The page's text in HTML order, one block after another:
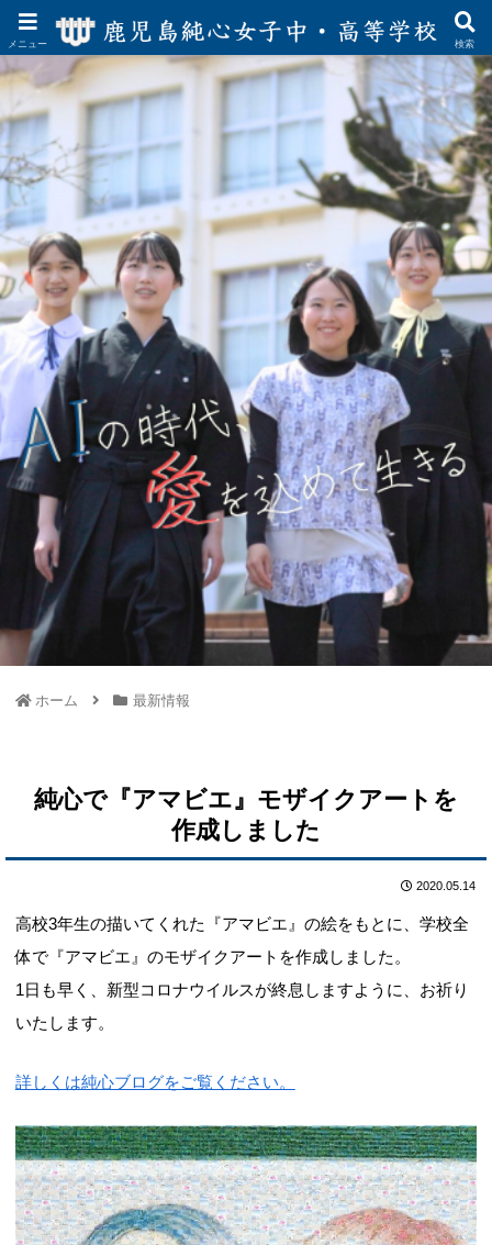
ホーム 最新情報
純心で『アマビエ』モザイクアートを
作成しました
2020.05.14
高校3年生の描いてくれた『アマビエ』の絵をもとに、学校全
体で『アマビエ』のモザイクアートを作成しました。
1日も早く、新型コロナウイルスが終息しますように、お祈り
いたします。
詳しくは純心ブログをご覧ください。
メニュー 検索